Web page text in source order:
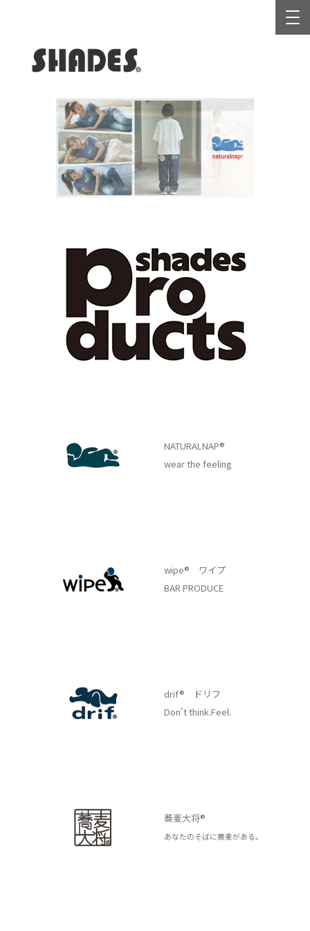
NATURALNAP®
wear the feeling
wipe® ワイプ
BAR PRODUCE
drif® ドリフ
Don't think.Feel.
蕎麦大将®
あなたのそばに蕎麦がある。